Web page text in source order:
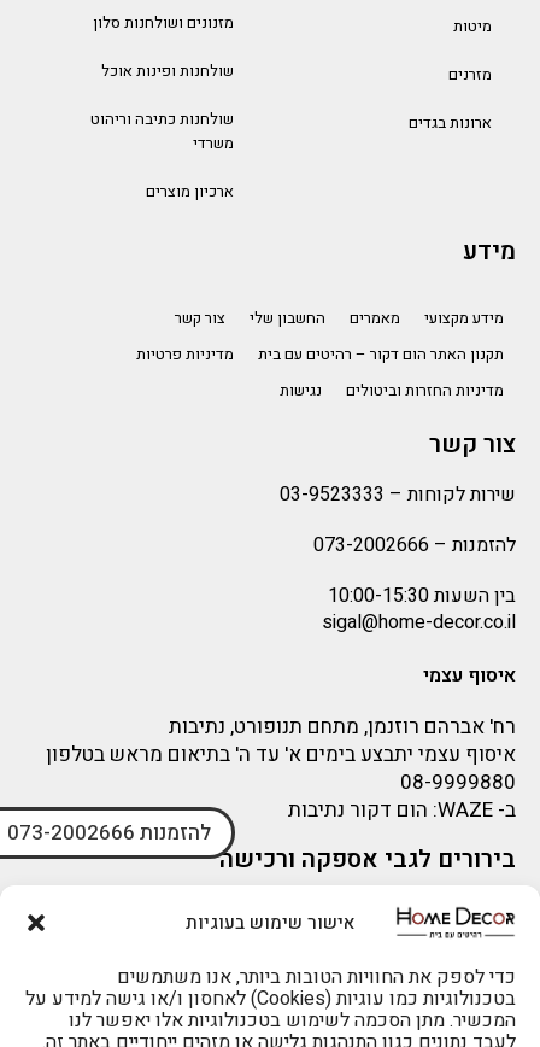
אישור שימוש בעוגיות
כדי לספק את החוויות הטובות ביותר, אנו משתמשים
בטכנולוגיות כמו עוגיות (Cookies) לאחסון ו/או גישה למידע על
המכשיר. מתן הסכמה לשימוש בטכנולוגיות אלו יאפשר לנו
להזמנות 073-2002666
מיטות
מזרנים
ארונות בגדים
מזנונים ושולחנות סלון
שולחנות ופינות אוכל
שולחנות כתיבה וריהוט
משרדי
ארכיון מוצרים
מידע
מידע מקצועי מאמרים החשבון שלי
צור קשר
תקנון האתר הום דקור – רהיטים עם בית
מדיניות פרטיות
מדיניות החזרות וביטולים
נגישות
צור קשר
שירות לקוחות – 03-9523333
להזמנות – 073-2002666
בין השעות 10:00-15:30
sigal@home-decor.co.il
איסוף עצמי
רח' אברהם רוזנמן, מתחם תנופורט, נתיבות
איסוף עצמי יתבצע בימים א' עד ה' בתיאום מראש בטלפון
08-9999880
ב- WAZE: הום דקור נתיבות
בירורים לגבי אספקה ורכישה
בירור לגבי אספקה -ניתן לפנות למייל:
sigal@home-decor.co.il
פניות לפני רכישה – ניתן לפנות למייל: omer@home-
decor.co.il